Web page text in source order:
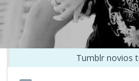
Tumblr novios